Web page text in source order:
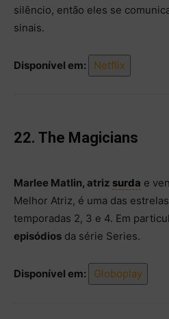
silêncio, então eles se
sinais.
Disponível em: Netflix
22. The Magicians
Marlee Matlin, atriz surda e
Melhor Atriz, é uma das
temporadas 2, 3 e 4. Em
episódios da série Series.
Disponível em: Globoplay